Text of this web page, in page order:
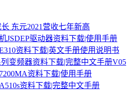
东元2021营收七年新高
JSDEP驱动器资料下载|使用手册
资料下载|英文手册使用说明书
变频器资料下载|完整中文手册V05
资料下载|使用手册
资料下载|完整中文手册